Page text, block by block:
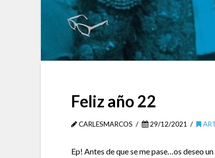
Feliz año 22
CARLESMARCOS 29/12/2021
Ep! Antes de que se me pase…os deseo